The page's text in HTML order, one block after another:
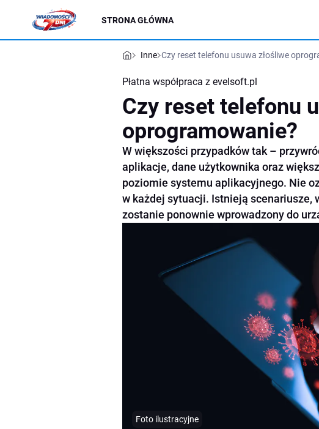
STRONA GŁÓWNA
Inne Czy reset telefonu usuwa złośliwe
Płatna współpraca z evelsoft.pl
Czy reset telefonu
oprogramowanie?
W większości przypadków tak –
aplikacje, dane użytkownika oraz
poziomie systemu aplikacyjnego. Nie
w każdej sytuacji. Istnieją scenariusze,
zostanie ponownie wprowadzony do
Foto ilustracyjne